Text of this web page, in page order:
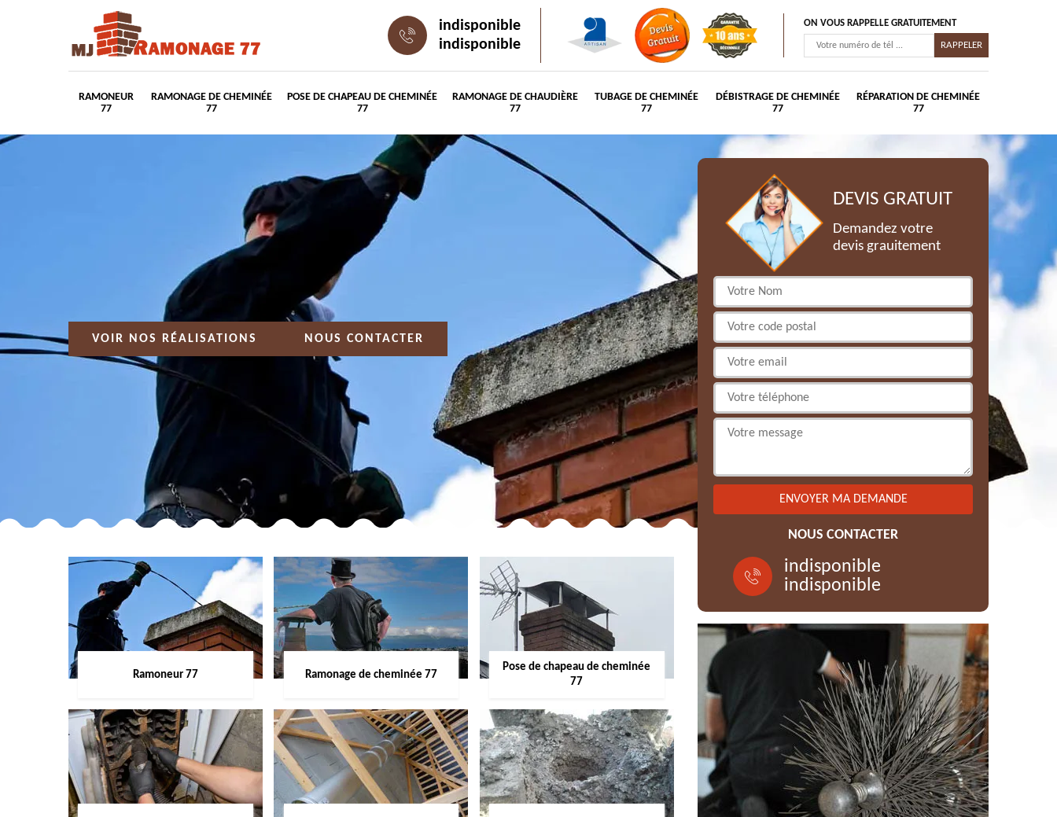
indisponible
indisponible
ON VOUS RAPPELLE GRATUITEMENT
RAMONEUR
77
RAMONAGE DE CHEMINÉE
77
POSE DE CHAPEAU DE CHEMINÉE
77
RAMONAGE DE CHAUDIÈRE
77
TUBAGE DE CHEMINÉE
77
DÉBISTRAGE DE CHEMINÉE
77
RÉPARATION DE CHEMINÉE
77
VOIR NOS RÉALISATIONS NOUS CONTACTER
Ramoneur 77 Ramonage de cheminée 77
Pose de chapeau de cheminée
77
DEVIS GRATUIT
Demandez votre
devis grauitement
NOUS CONTACTER
indisponible
indisponible